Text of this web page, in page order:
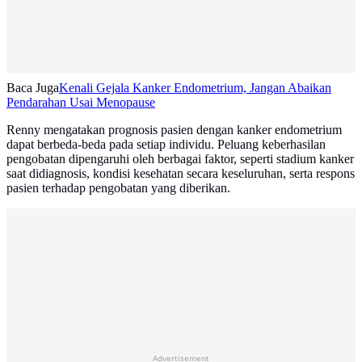
Baca JugaKenali Gejala Kanker Endometrium, Jangan Abaikan
Pendarahan Usai Menopause
Renny mengatakan prognosis pasien dengan kanker endometrium
dapat berbeda-beda pada setiap individu. Peluang keberhasilan
pengobatan dipengaruhi oleh berbagai faktor, seperti stadium kanker
saat didiagnosis, kondisi kesehatan secara keseluruhan, serta respons
pasien terhadap pengobatan yang diberikan.
Advertisement